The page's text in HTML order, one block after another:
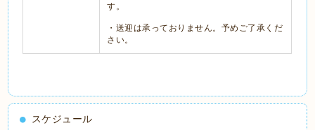
す。
・送迎は承っておりません。予めご了承くだ
さい。
スケジュール